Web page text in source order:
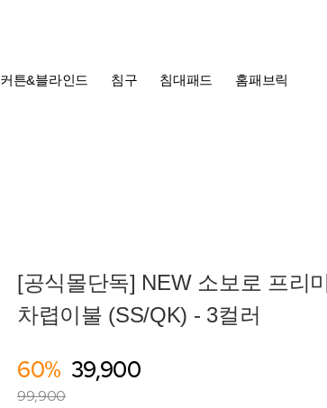
커튼&블라인드 침구 침대패드 홈패브릭
[공식몰단독] NEW 소보로 프리
차렵이불 (SS/QK) - 3컬러
60% 39,900
99,900